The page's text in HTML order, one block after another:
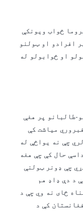
ځواب ویونکې
افرادو او ټولنو
او ځوابولو له
طالبانو پر هغې
چې د ۲۰۲۰ کال په فبروري میاشت کې
چې نه یواځې له
حال کې چې هغه
چې ډونر ټولنې
د دې ډاډ هم
ځای نه وي چې د
کې د